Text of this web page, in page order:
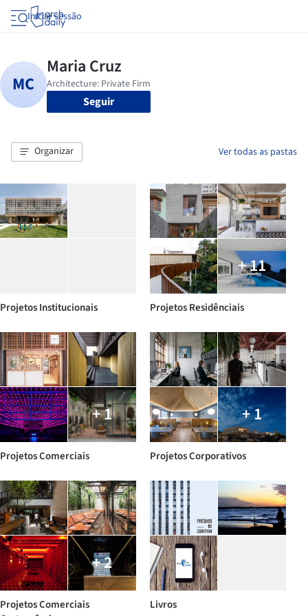
Iniciar sessão
Seguir
Organizar Ver todas as pastas
Projetos Institucionais
+ 11
Projetos Residênciais
+ 1
Projetos Comerciais
+ 1
Projetos Corporativos
+ 2
Projetos Comerciais
Livros